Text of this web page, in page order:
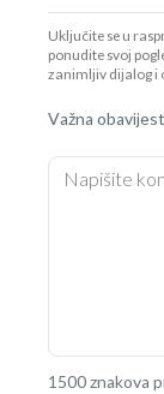
Uključite se u
ponudite svoj
zanimljiv dijalog i
Važna obavijest
1500 znakova